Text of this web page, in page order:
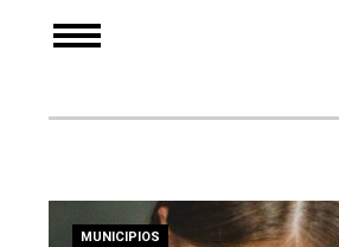
MUNICIPIOS